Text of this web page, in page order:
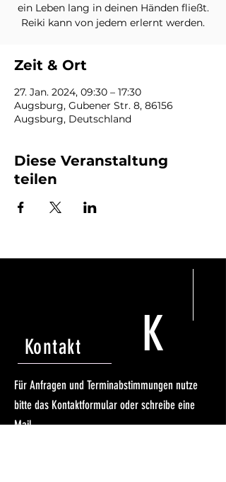
ein Leben lang in deinen Händen fließt.
Reiki kann von jedem erlernt werden.
Zeit & Ort
27. Jan. 2024, 09:30 – 17:30
Augsburg, Gubener Str. 8, 86156
Augsburg, Deutschland
Diese Veranstaltung
teilen
Kontakt K
Für Anfragen und Terminabstimmungen nutze
bitte das Kontaktformular oder schreibe eine
Mail.